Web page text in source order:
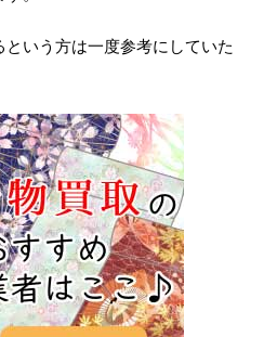
いう方は一度参考にしていた